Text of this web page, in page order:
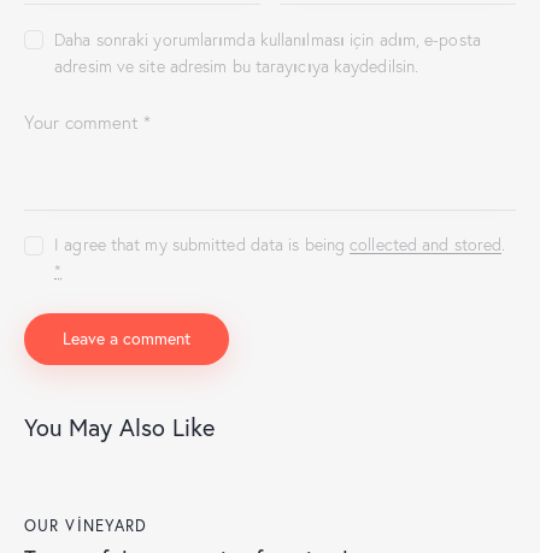
Daha sonraki yorumlarımda kullanılması için adım, e-posta
adresim ve site adresim bu tarayıcıya kaydedilsin.
I agree that my submitted data is beingcollected and stored.
*
You May Also Like
OUR VINEYARD